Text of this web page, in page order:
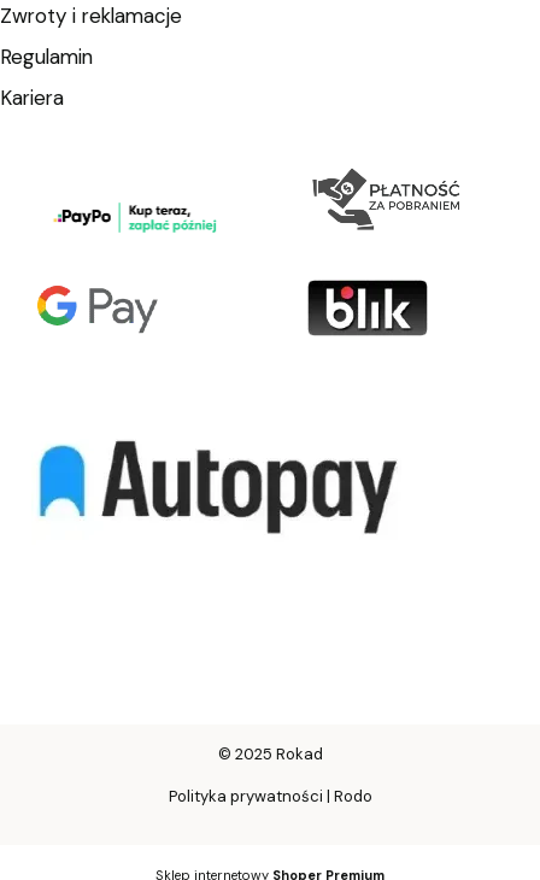
Zwroty i reklamacje
Regulamin
Kariera
© 2025 Rokad
Polityka prywatności | Rodo
Sklep internetowy Shoper Premium